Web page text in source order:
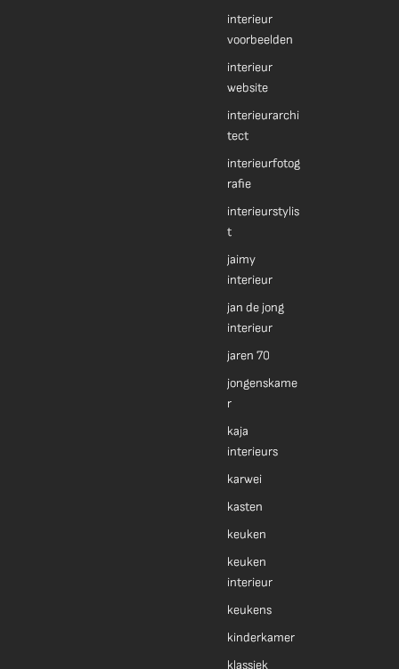
interieur
voorbeelden
interieur
website
interieurarchi
tect
interieurfotog
rafie
interieurstylis
t
jaimy
interieur
jan de jong
interieur
jaren 70
jongenskame
r
kaja
interieurs
karwei
kasten
keuken
keuken
interieur
keukens
kinderkamer
klassiek